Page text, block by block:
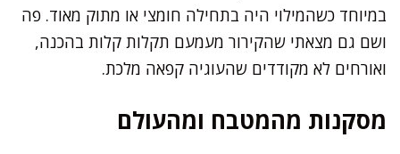
במיוחד כשהמילוי היה בתחילה חומצי או מתוק מאוד. פה
ושם גם מצאתי שהקירור מעמעם תקלות קלות בהכנה,
ואורחים לא מקודדים שהעוגיה קפאה מלכת.
מסקנות מהמטבח ומהעולם